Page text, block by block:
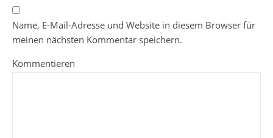
Name, E-Mail-Adresse und Website in diesem Browser für
meinen nächsten Kommentar speichern.
Kommentieren